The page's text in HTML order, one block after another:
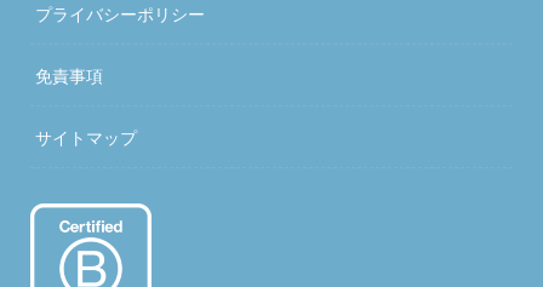
プライバシーポリシー
免責事項
サイトマップ